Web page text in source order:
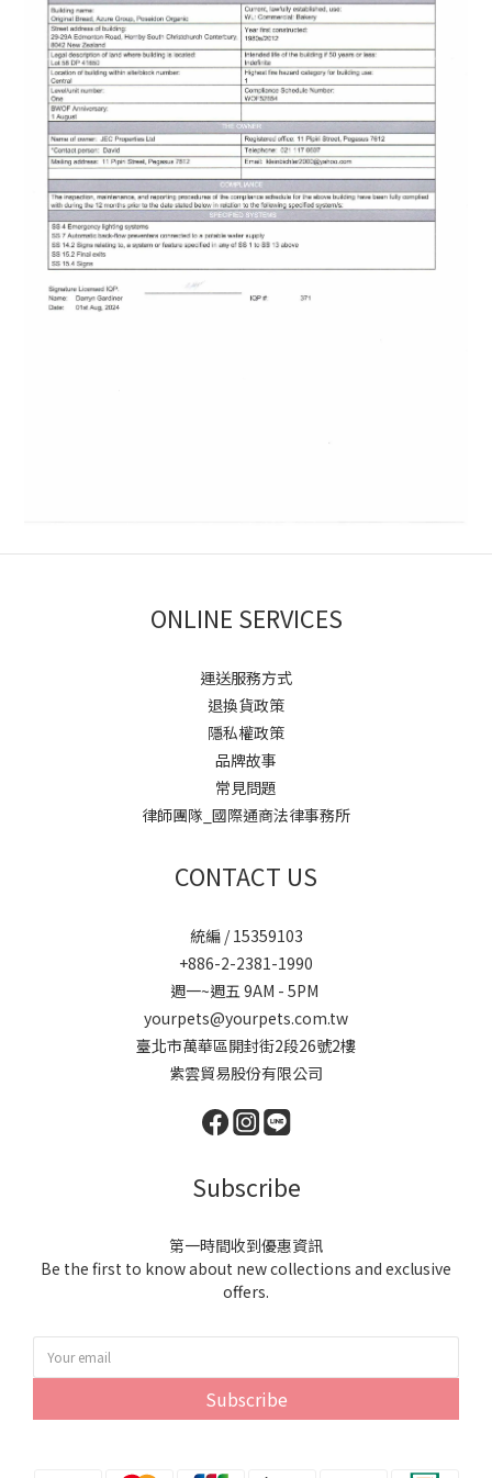
ONLINE SERVICES
運送服務方式
退換貨政策
隱私權政策
品牌故事
常見問題
律師團隊_國際通商法律事務所
CONTACT US
統編 / 15359103
+886-2-2381-1990
週一~週五 9AM - 5PM
yourpets@yourpets.com.tw
臺北市萬華區開封街2段26號2樓
紫雲貿易股份有限公司
Subscribe
第一時間收到優惠資訊
Be the first to know about new collections and exclusive
offers.
Subscribe